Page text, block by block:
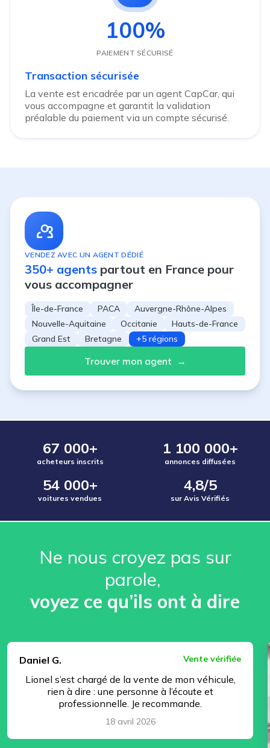
100%
PAIEMENT SÉCURISÉ
Transaction sécurisée
La vente est encadrée par un agent CapCar, qui
vous accompagne et garantit la validation
préalable du paiement via un compte sécurisé.
VENDEZ AVEC UN AGENT DÉDIÉ
350+ agents partout en France pour
vous accompagner
Île-de-France PACA
Auvergne-Rhône-Alpes
Nouvelle-Aquitaine
Occitanie
Hauts-de-France
Grand Est
Bretagne +5 régions
Trouver mon agent →
67 000+
acheteurs inscrits
1 100 000+
annonces diffusées
54 000+
voitures vendues
4,8/5
sur Avis Vérifiés
Ne nous croyez pas sur
parole, ️
voyez ce qu’ils ont à dire
Daniel G.
Vente vérifiée
Lionel s’est chargé de la vente de mon véhicule,
rien à dire : une personne à l’écoute et
professionnelle. Je recommande.
18 avril 2026